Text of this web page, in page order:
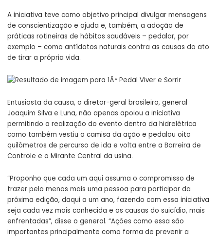
A iniciativa teve como objetivo principal divulgar mensagens
de conscientização e ajuda e, também, a adoção de
práticas rotineiras de hábitos saudáveis – pedalar, por
exemplo – como antídotos naturais contra as causas do ato
de tirar a própria vida.
Entusiasta da causa, o diretor-geral brasileiro, general
Joaquim Silva e Luna, não apenas apoiou a iniciativa
permitindo a realização do evento dentro da hidrelétrica
como também vestiu a camisa da ação e pedalou oito
quilômetros de percurso de ida e volta entre a Barreira de
Controle e o Mirante Central da usina.
“Proponho que cada um aqui assuma o compromisso de
trazer pelo menos mais uma pessoa para participar da
próxima edição, daqui a um ano, fazendo com essa iniciativa
seja cada vez mais conhecida e as causas do suicídio, mais
enfrentadas”, disse o general. “Ações como essa são
importantes principalmente como forma de prevenir a